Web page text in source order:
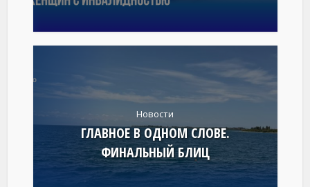
Новости
ГЛАВНОЕ В ОДНОМ СЛОВЕ.
ФИНАЛЬНЫЙ БЛИЦ